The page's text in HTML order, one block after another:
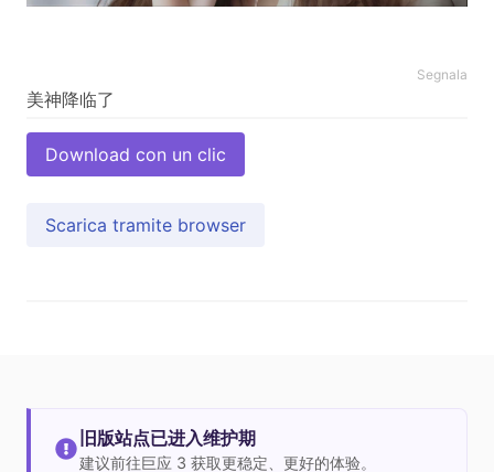
Segnala
Download con un clic
Scarica tramite browser
旧版站点已进入维护期
建议前往巨应 3 获取更稳定、更好的体验。